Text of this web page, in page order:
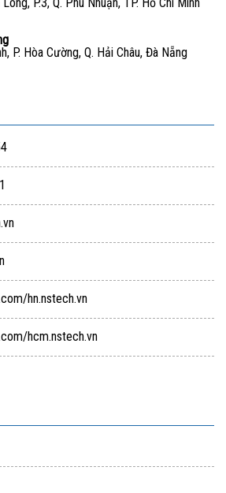
P. Hòa Cường, Q. Hải Châu, Đà Nẵng
hn.nstech.vn
hcm.nstech.vn